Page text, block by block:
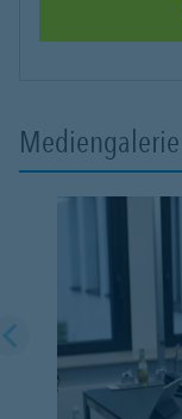
Mediengalerie